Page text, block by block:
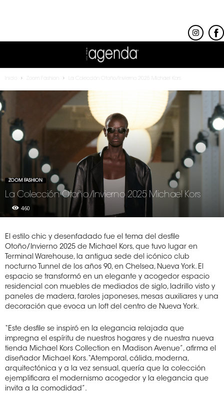
Zoom Fashion La Colección Otoño/Invierno 2025 Michael Kors
ZOOM FASHION
La Colección Otoño/Invierno 2025 Michael Kors
460
El estilo chic y desenfadado fue el tema del desfile
Otoño/Invierno 2025 de Michael Kors, que tuvo lugar en
Terminal Warehouse, la antigua sede del icónico club
nocturno Tunnel de los años 90, en Chelsea, Nueva York. El
espacio se transformó en un elegante y acogedor espacio
residencial con muebles de mediados de siglo, ladrillo visto y
paneles de madera, faroles japoneses, mesas auxiliares y una
decoración que evoca un loft del centro de Nueva York.
“Este desfile se inspiró en la elegancia relajada que
impregna el espíritu de nuestros hogares y de nuestra nueva
tienda Michael Kors Collection en Madison Avenue”, afirma el
diseñador Michael Kors. “Atemporal, cálida, moderna,
arquitectónica y a la vez sensual, quería que la colección
ejemplificara el modernismo acogedor y la elegancia que
invita a la comodidad”.